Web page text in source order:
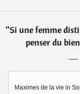
“Si une femme
penser du
―
Maximes de la vie in